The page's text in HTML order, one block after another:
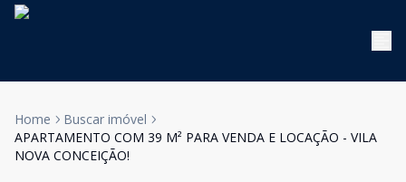
Home
Buscar imóvel
APARTAMENTO COM 39 M² PARA VENDA E LOCAÇÃO - VILA
NOVA CONCEIÇÃO!